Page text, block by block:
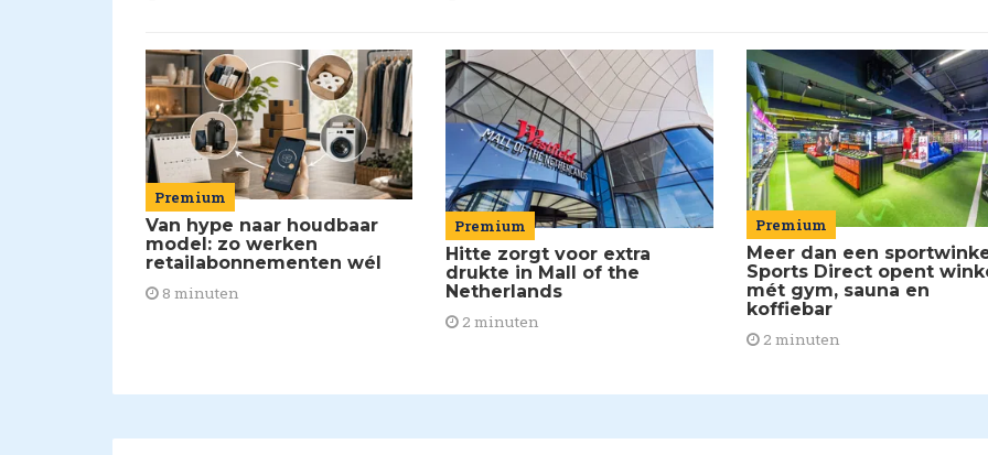
Premium
Van hype naar houdbaar
model: zo werken
retailabonnementen wél
8 minuten
Premium
Hitte zorgt voor extra
drukte in Mall of the
Netherlands
2 minuten
Premium
Meer dan een
Sports Direct opent
mét gym, sauna en
koffiebar
2 minuten